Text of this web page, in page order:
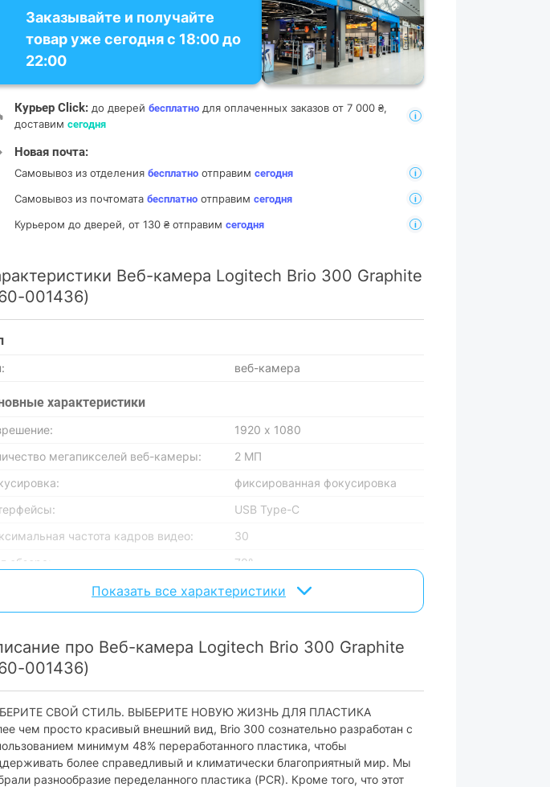
Заказывайте и получайте
товар уже сегодня с 18:00 до
22:00
Курьер Click: до дверей бесплатно для оплаченных заказов от 7 000 ₴,
доставим сегодня
Новая почта:
Самовывоз из отделения бесплатно отправим сегодня
Самовывоз из почтомата бесплатно отправим сегодня
Курьером до дверей, от 130 ₴ отправим сегодня
Веб-камера Logitech Brio 300 Graphite
001436)
веб-камера
характеристики
1920 х 1080
мегапикселей веб-камеры:
2 МП
фиксированная фокусировка
USB Type-C
частота кадров видео:
30
обзора:
70°
прищепка
USB
с ОС:
шторка:
есть
Показать все характеристики
про Веб-камера Logitech Brio 300 Graphite
001436)
СВОЙ СТИЛЬ. ВЫБЕРИТЕ НОВУЮ ЖИЗНЬ ДЛЯ ПЛАСТИКА
чем просто красивый внешний вид, Brio 300 сознательно разработан с
минимум 48% переработанного пластика, чтобы
более справедливый и климатически благоприятный мир. Мы
разнообразие переделанного пластика (PCR). Кроме того, что этот